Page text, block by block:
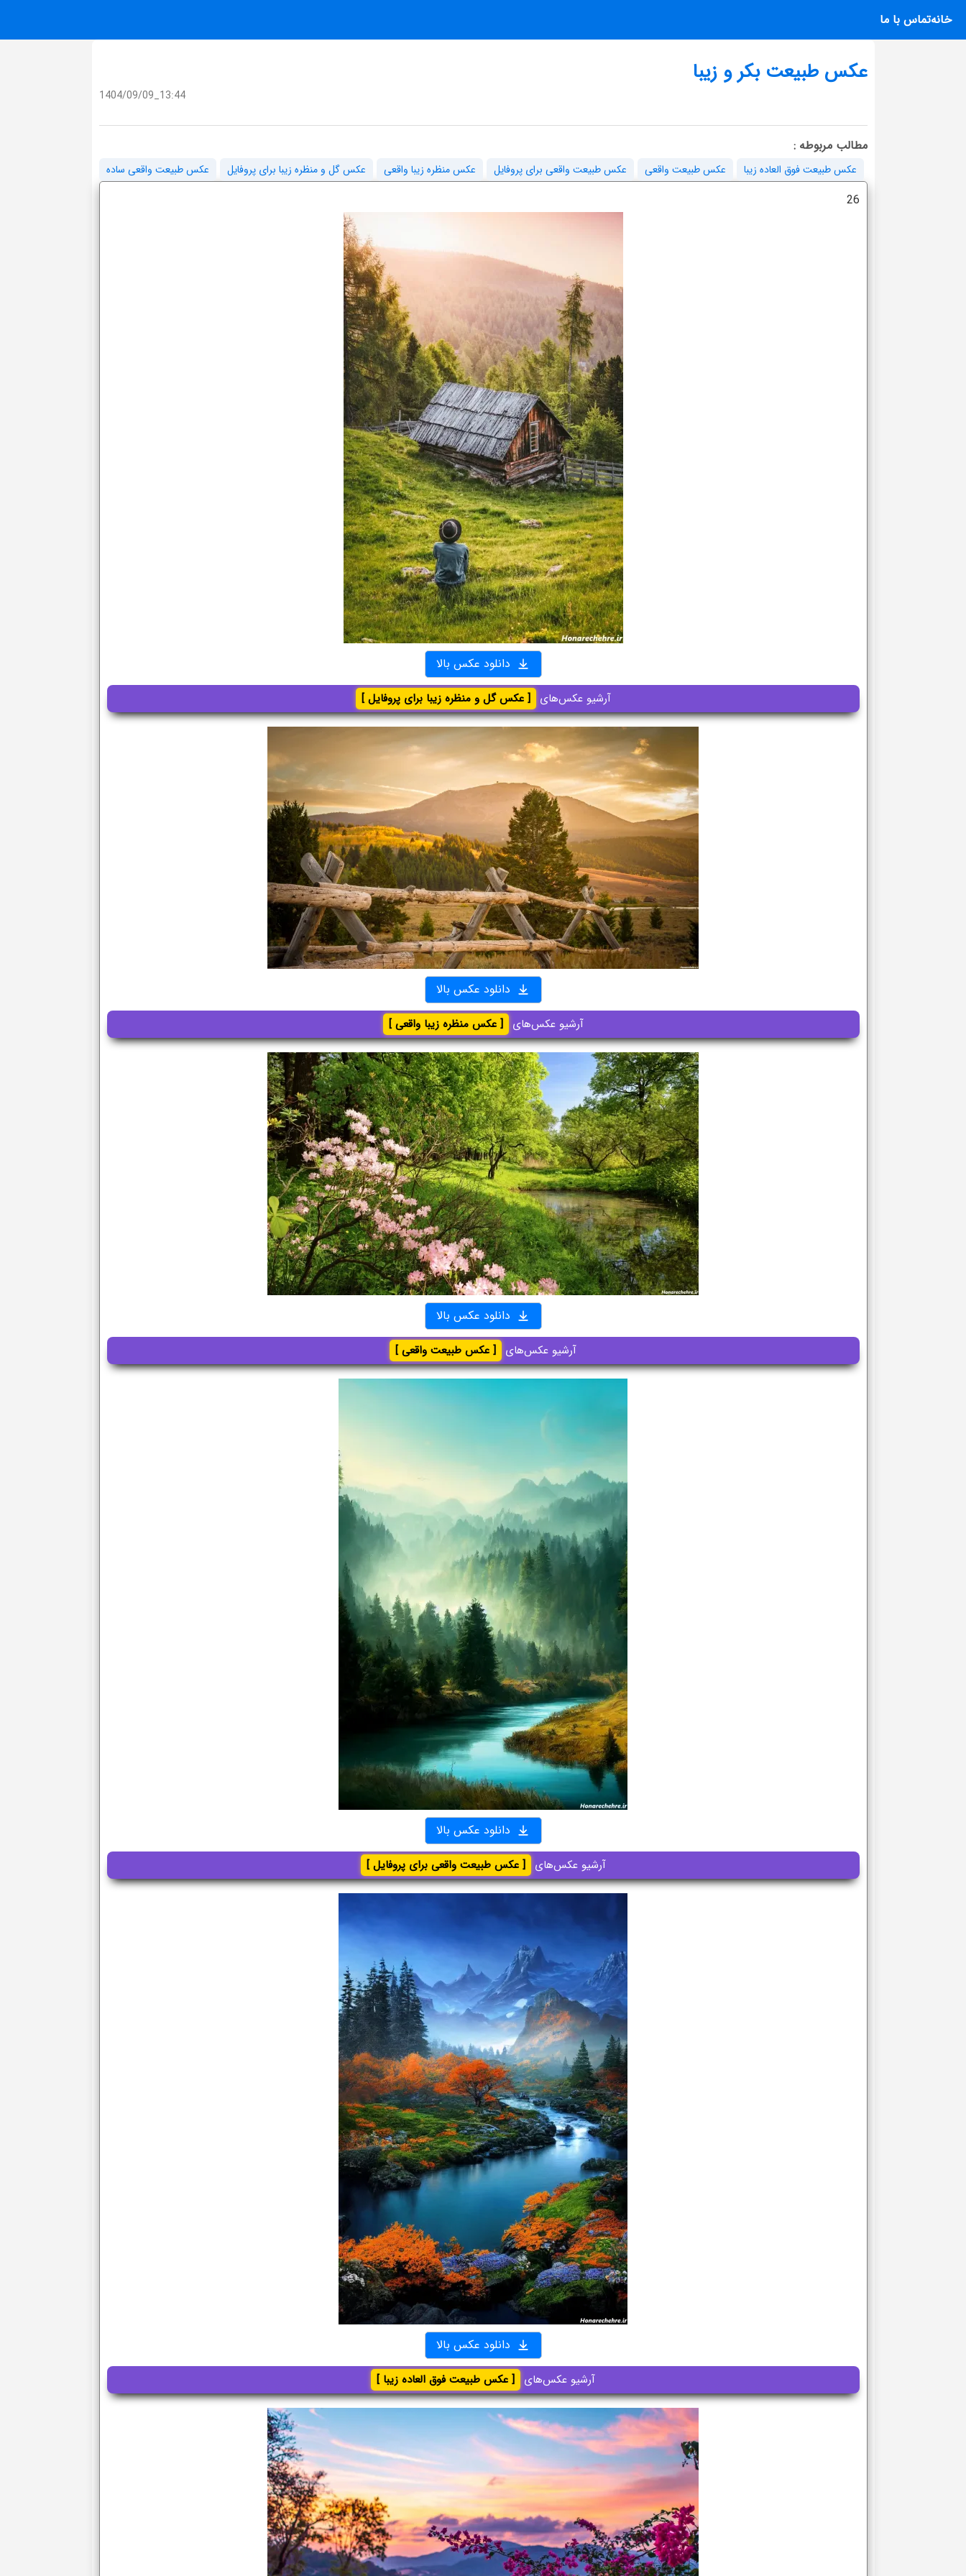
خانهتماس با ما
عکس طبیعت بکر و زیبا
1404/09/09_13:44
مطالب مربوطه :
عکس طبیعت فوق العاده زیبا عکس طبیعت واقعی عکس طبیعت واقعی برای پروفایل عکس منظره زیبا واقعی عکس گل و منظره زیبا برای پروفایل عکس طبیعت واقعی ساده
26
دانلود عکس بالا
آرشیو عکس‌های [ عکس گل و منظره زیبا برای پروفایل ]
دانلود عکس بالا
آرشیو عکس‌های [ عکس منظره زیبا واقعی ]
دانلود عکس بالا
آرشیو عکس‌های [ عکس طبیعت واقعی ]
دانلود عکس بالا
آرشیو عکس‌های [ عکس طبیعت واقعی برای پروفایل ]
دانلود عکس بالا
آرشیو عکس‌های [ عکس طبیعت فوق العاده زیبا ]